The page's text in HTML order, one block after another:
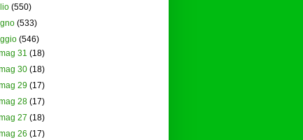
(550)
(533)
(546)
31 (18)
30 (18)
29 (17)
28 (17)
27 (18)
26 (17)